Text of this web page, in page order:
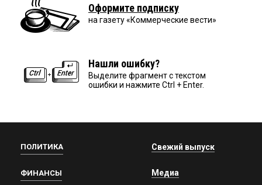
Оформите подписку
на газету «Коммерческие вести»
Нашли ошибку?
Выделите фрагмент с текстом
ошибки и нажмите Ctrl + Enter.
ПОЛИТИКА
ФИНАНСЫ
Свежий выпуск
Медиа